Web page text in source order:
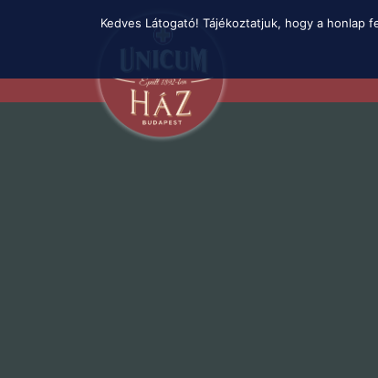
Kedves Látogató! Tájékoztatjuk, hogy a honlap